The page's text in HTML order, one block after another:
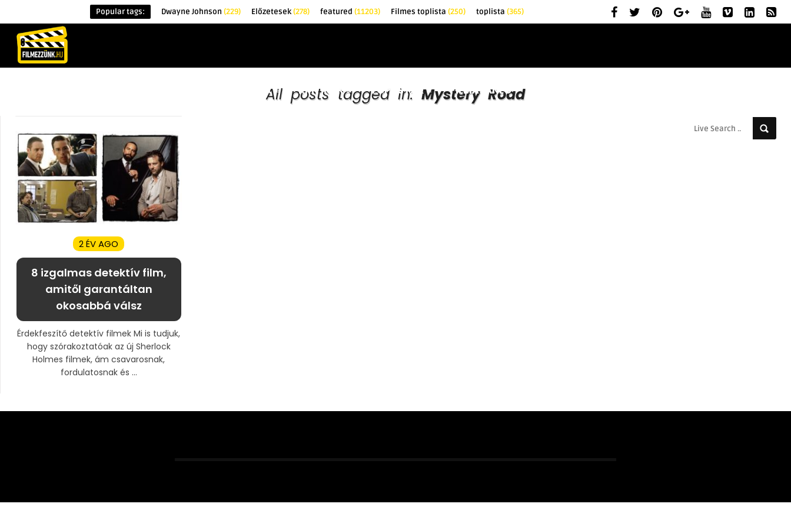
Popular tags: Dwayne Johnson (229) Előzetesek(278) featured (11203) Filmes toplista (250) toplista (365)
ÉRDEKESSÉGEK KRITIKÁK TOPLISTÁK FILMAJÁNLÓ
All posts tagged in: Mystery Road
2 ÉV AGO
8 izgalmas detektív film,
amitől garantáltan
okosabbá válsz
Érdekfeszítő detektív filmek Mi is tudjuk,
hogy szórakoztatóak az új Sherlock
Holmes filmek, ám csavarosnak,
fordulatosnak és ...